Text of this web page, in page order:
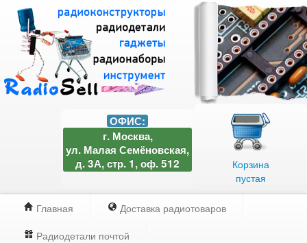
Корзина
пустая
ОФИС:
г. Москва,
ул. Малая Семёновская,
д. 3А, стр. 1, оф. 512
Главная
Доставка радиотоваров
Радиодетали почтой